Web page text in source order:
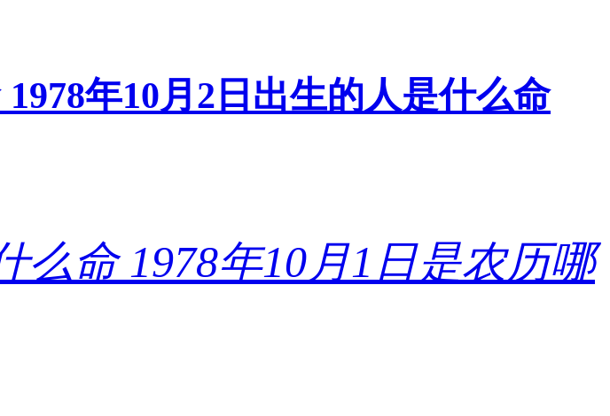
年10月2日出生的人是什么命